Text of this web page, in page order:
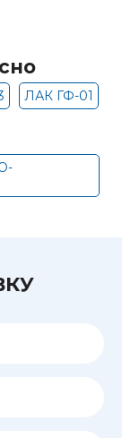
ЛАК ГФ-01